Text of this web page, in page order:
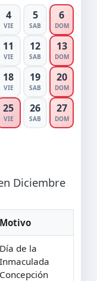
4
VIE
5
SAB
6
DOM
11
VIE
12
SAB
13
DOM
18
VIE
19
SAB
20
DOM
25
VIE
26
SAB
27
DOM
Diciembre
Motivo
Día de la
Inmaculada
Concepción